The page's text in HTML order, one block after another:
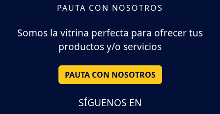
PAUTA CON NOSOTROS
Somos la vitrina perfecta para ofrecer tus
productos y/o servicios
PAUTA CON NOSOTROS
SÍGUENOS EN